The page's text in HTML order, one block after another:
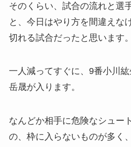
そのくらい、試合の流れと選
と、今日はやり方を間違えな
切れる試合だったと思います。
一人減ってすぐに、9番小川
岳晟が入ります。
なんどか相手に危険なシュー
の、枠に入らないものが多く